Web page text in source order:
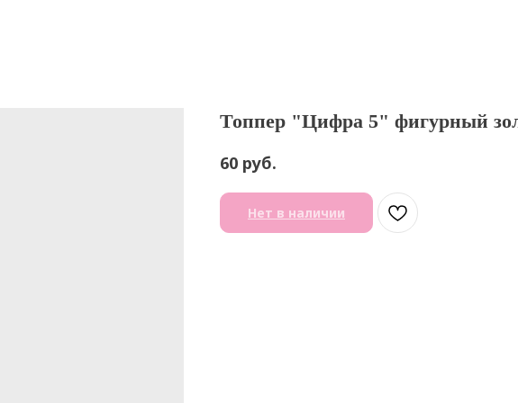
Топпер "Цифра 5" фигурный
60 руб.
Нет в наличии